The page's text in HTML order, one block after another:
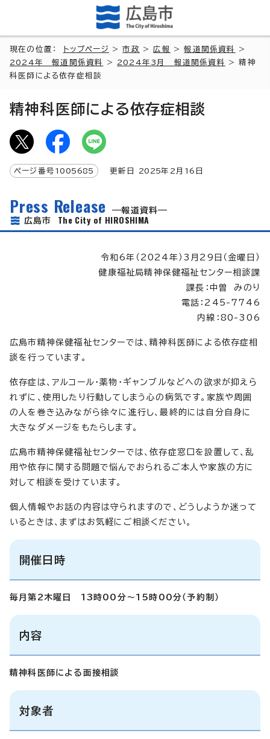
現在の位置： トップページ >市政 >広報 >報道関係資料
>
2024年 報道関係資料
> 2024年3月 報道関係資料
> 精神
科医師による依存症相談
精神科医師による依存症相談
ページ番号 1005685 更新日 2025年2月 16 日
Press Release
報道資料
広島市 The City of HIROSHIMA
令和6年（2024年）3月29日（金曜日）
健康福祉局精神保健福祉センター相談課
課長：中曽 みのり
電話：245-7746
内線：80-306
広島市精神保健福祉センターでは、精神科医師による依存症相
談を行っています。
依存症は、アルコール・薬物・ギャンブルなどへの欲求が抑えら
れずに、使用したり行動してしまう心の病気です。家族や周囲
の人を巻き込みながら徐々に進行し、最終的には自分自身に
大きなダメージをもたらします。
広島市精神保健福祉センターでは、依存症窓口を設置して、乱
用や依存に関する問題で悩んでおられるご本人や家族の方に
対して相談を受けています。
個人情報やお話の内容は守られますので、どうしようか迷って
いるときは、まずはお気軽にご相談ください。
開催日時
毎月第2木曜日 13時00分～15時00分（予約制）
内容
精神科医師による面接相談
対象者